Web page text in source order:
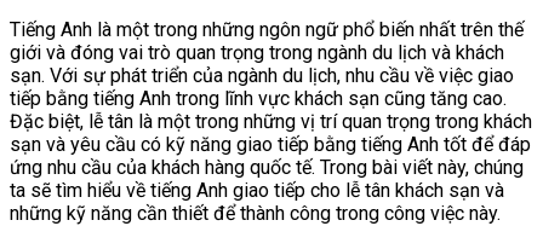
Tiếng Anh là một trong những ngôn ngữ phổ biến nhất trên thế
giới và đóng vai trò quan trọng trong ngành du lịch và khách
sạn. Với sự phát triển của ngành du lịch, nhu cầu về việc giao
tiếp bằng tiếng Anh trong lĩnh vực khách sạn cũng tăng cao.
Đặc biệt, lễ tân là một trong những vị trí quan trọng trong khách
sạn và yêu cầu có kỹ năng giao tiếp bằng tiếng Anh tốt để đáp
ứng nhu cầu của khách hàng quốc tế. Trong bài viết này, chúng
ta sẽ tìm hiểu về tiếng Anh giao tiếp cho lễ tân khách sạn và
những kỹ năng cần thiết để thành công trong công việc này.